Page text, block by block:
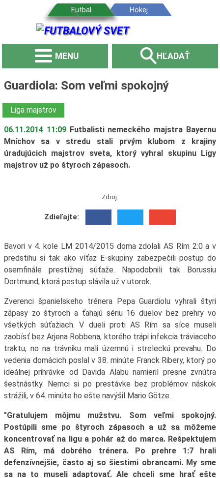
MENU HĽADAŤ
Guardiola: Som veľmi spokojný
Liga majstrov
06.11.2014 11:09 Futbalisti nemeckého majstra Bayernu
Mníchov sa v stredu stali prvým klubom z krajiny
úradujúcich majstrov sveta, ktorý vyhral skupinu Ligy
majstrov už po štyroch zápasoch.
Zdroj:
Zdieľajte:
Bavori v 4. kole LM 2014/2015 doma zdolali AS Rím 2:0 a v
predstihu si tak ako víťaz E-skupiny zabezpečili postup do
osemfinále prestížnej súťaže. Napodobnili tak Borussiu
Dortmund, ktorá postup slávila už v utorok.
Zverenci španielskeho trénera Pepa Guardiolu vyhrali štyri
zápasy zo štyroch a ťahajú sériu 16 duelov bez prehry vo
všetkých súťažiach. V dueli proti AS Rím sa síce museli
zaobísť bez Arjena Robbena, ktorého trápi infekcia tráviaceho
traktu, no na trávniku mali územnú i streleckú prevahu. Do
vedenia domácich poslal v 38. minúte Franck Ribery, ktorý po
ideálnej prihrávke od Davida Alabu namieril presne zvnútra
šestnástky. Nemci si po prestávke bez problémov náskok
strážili, v 64. minúte ho ešte navýšil Mario Götze.
"Gratulujem môjmu mužstvu. Som veľmi spokojný.
Postúpili sme po štyroch zápasoch a už sa môžeme
koncentrovať na ligu a pohár až do marca. Rešpektujem
AS Rím, má dobrého trénera. Po prehre 1:7 hrali
defenzívnejšie, často aj so šiestimi obrancami. My sme
sa na to museli adaptovať. Ale chceli sme hrať ešte